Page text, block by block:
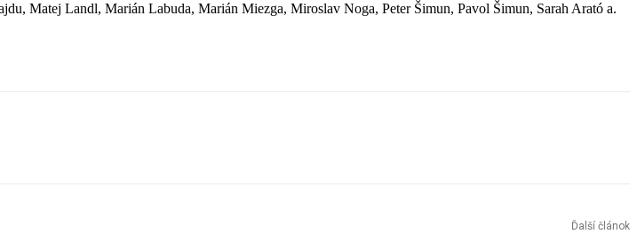
Matej Landl, Marián Labuda, Marián Miezga, Miroslav Noga, Peter Šimun, Pavol Šimun, Sarah Arató a.
Ďalší článok